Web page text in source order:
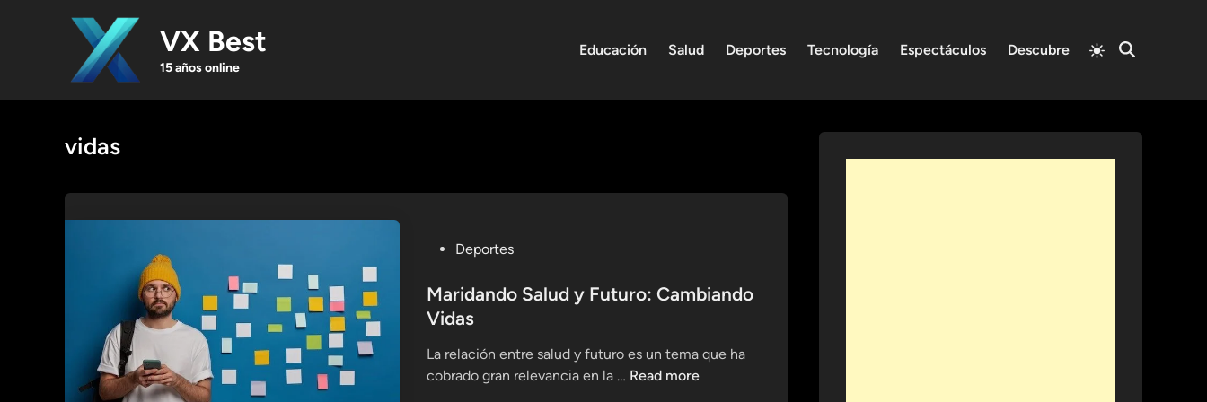
VX Best
15 años online
Educación Salud Deportes Tecnología Espectáculos Descubre
Switch
to
Open
vidas
s
t
d
i
Deportes
Maridando Salud y Futuro: Cambiando
Vidas
La relación entre salud y futuro es un tema que ha
cobrado gran relevancia en la … M
Read more